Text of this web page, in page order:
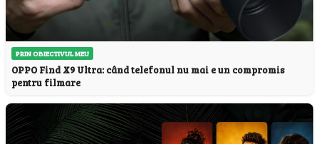
PRIN OBIECTIVUL MEU
OPPO Find X9 Ultra: când telefonul nu mai e un compromis
pentru filmare